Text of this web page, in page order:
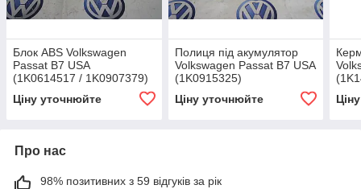
Блок ABS Volkswagen
Passat B7 USA
(1K0614517 / 1K0907379)
Ціну уточнюйте
Полиця під акумулятор
Volkswagen Passat B7 USA
(1K0915325)
Ціну уточнюйте
Про нас
98% позитивних з 59 відгуків за рік